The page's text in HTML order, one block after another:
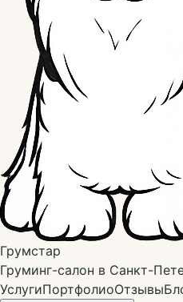
Грумстар
Груминг-салон в Санкт-
УслугиПортфолиоОтзывы